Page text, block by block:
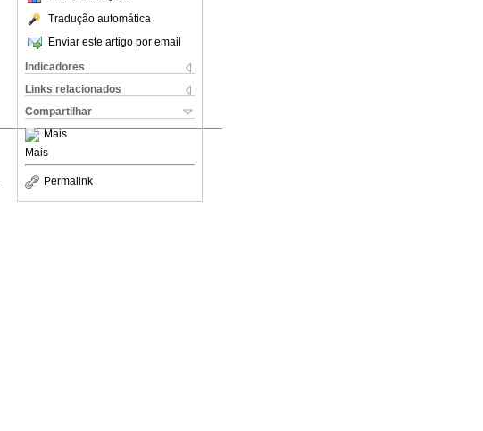
Tradução automática
Enviar este artigo por email
Indicadores
Links relacionados
Compartilhar
Mais
Mais
Permalink